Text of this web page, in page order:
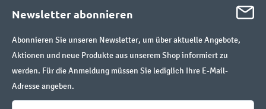
Newsletter abonnieren
Abonnieren Sie unseren Newsletter, um über aktuelle Angebote,
Aktionen und neue Produkte aus unserem Shop informiert zu
werden. Für die Anmeldung müssen Sie lediglich Ihre E-Mail-
Adresse angeben.